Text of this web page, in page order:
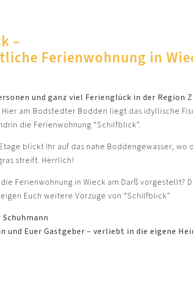
–
Ferienwohnung in
und ganz viel Ferienglück in der Region
Hier am Bodstedter Bodden liegt das idyllische
die Ferienwohnung “Schilfblick”.
blickt Ihr auf das nahe Boddengewässer, wo
streift. Herrlich!
Ferienwohnung in Wieck am Darß vorgestellt?
Euch weitere Vorzüge von “Schilfblick”
und Euer Gastgeber – verliebt in die eigene